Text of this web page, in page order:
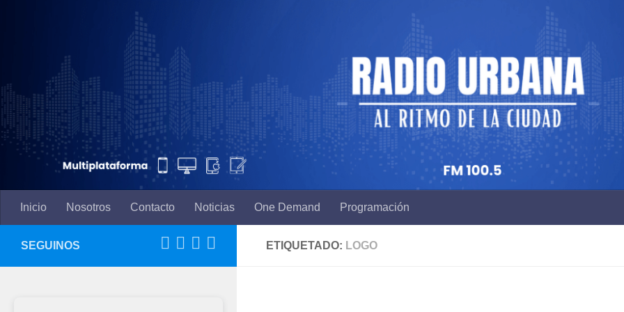
Inicio Nosotros Contacto Noticias One Demand Programación
ETIQUETADO: LOGO
SEGUINOS